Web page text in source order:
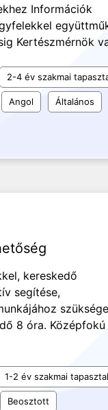
Információk
Kertészmérnök
2-4 év szakmai
Angol Általános
kereskedő
segítése,
8 óra.
1-2 év szakmai
Beosztott